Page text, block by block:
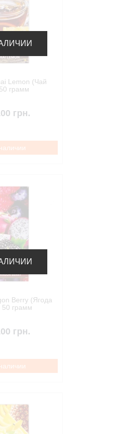
Lemon (Чай
грамм
грн.
Berry (Ягода
50 грамм
грн.